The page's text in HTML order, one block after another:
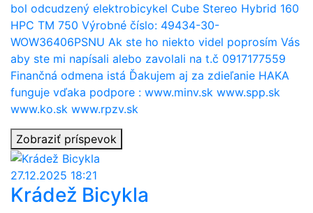
bol odcudzený elektrobicykel Cube Stereo Hybrid 160
HPC TM 750 Výrobné číslo: 49434-30-
WOW36406PSNU Ak ste ho niekto videl poprosím Vás
aby ste mi napísali alebo zavolali na t.č 0917177559
Finančná odmena istá Ďakujem aj za zdieľanie HAKA
funguje vďaka podpore : www.minv.sk www.spp.sk
www.ko.sk www.rpzv.sk
Zobraziť príspevok
27.12.2025 18:21
Krádež Bicykla